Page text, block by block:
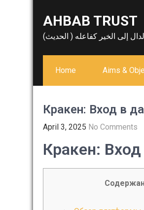
AHBAB TRUST
إلى الخير كفاعله ( الحديث)
Home Aims &
Кракен: Вход в
April 3, 2025 No Comments
Кракен: